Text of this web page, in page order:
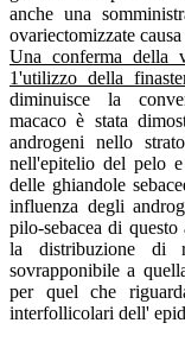
anche una
ovariectomizzate
Una conferma della
1'utilizzo della
diminuisce la
macaco è stata
androgeni nello
nell'epitelio del pelo
delle ghiandole
influenza degli
pilo-sebacea di
la distribuzione di
sovrapponibile a
per quel che
interfollicolari dell'